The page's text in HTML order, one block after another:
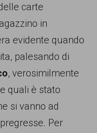
carte
in
evidente quando
palesando di
, verosimilmente
quali è stato
si vanno ad
Per